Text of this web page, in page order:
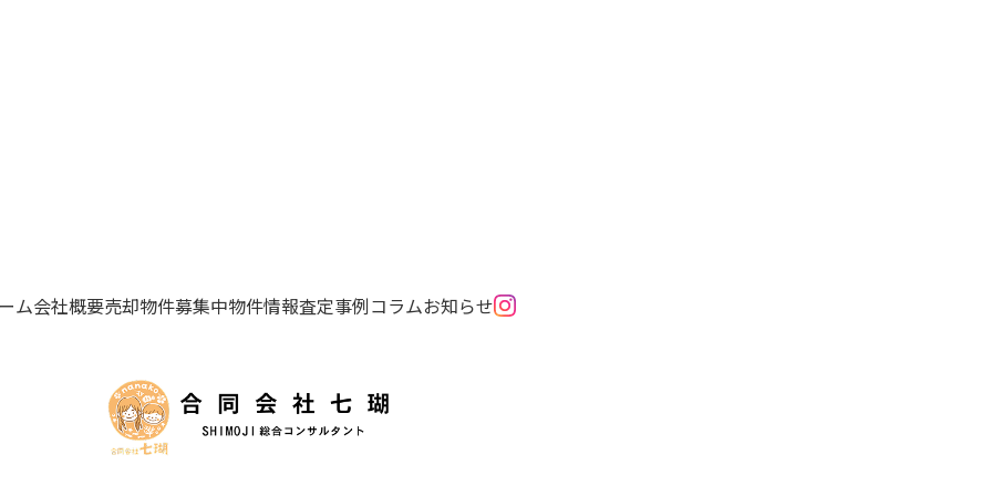
ム会社概要売却物件募集中物件情報査定事例コラムお知らせ